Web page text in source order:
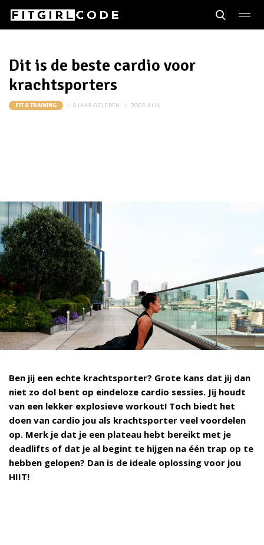
Dit is de beste cardio voor
krachtsporters
FIT & TRAINING 8 JAAR GELEDEN DOOR ALIX
Ben jij een echte krachtsporter? Grote kans dat jij dan
niet zo dol bent op eindeloze cardio sessies. Jij houdt
van een lekker explosieve workout! Toch biedt het
doen van cardio jou als krachtsporter veel voordelen
op. Merk je dat je een plateau hebt bereikt met je
deadlifts of dat je al begint te hijgen na één trap op te
hebben gelopen? Dan is de ideale oplossing voor jou
HIIT!